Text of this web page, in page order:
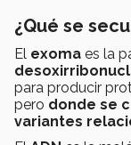
¿Qué se
El exoma es la
para producir
pero donde se
variantes